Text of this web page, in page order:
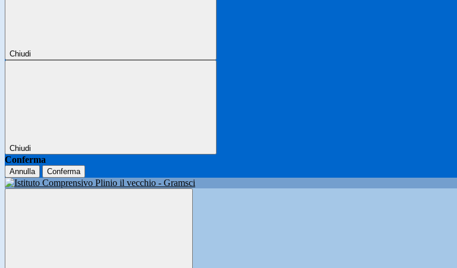
Chiudi
Chiudi
Conferma
Annulla Conferma